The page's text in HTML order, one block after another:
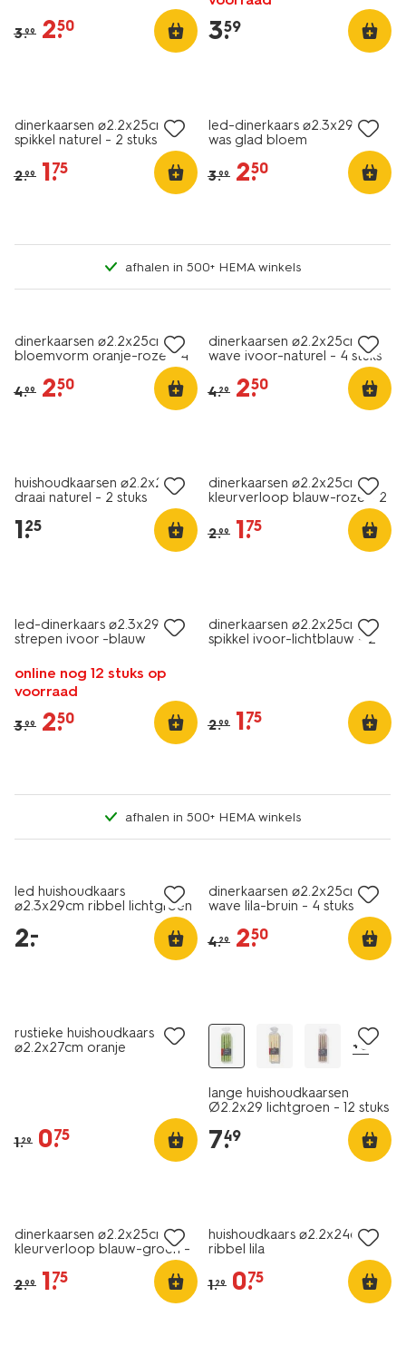
3.99 2.
50 3.
59
dinerkaarsen ⌀2.2x25cm
spikkel naturel - 2 stuks
2.99 1.
75
led-dinerkaars ⌀2.3x29cm
was glad bloem
3.99 2.
50
afhalen in 500+ HEMA winkels
dinerkaarsen ⌀2.2x25cm
bloemvorm oranje-roze - 4
4.99 2.
50
vegan
dinerkaarsen ⌀2.2x25cm
wave ivoor-naturel - 4 stuks
4.29 2.
50
huishoudkaarsen ⌀2.2x20cm
draai naturel - 2 stuks
1.
25
dinerkaarsen ⌀2.2x25cm
kleurverloop blauw-roze - 2
2.99 1.
75
led-dinerkaars ⌀2.3x29cm
strepen ivoor -blauw
online nog 12 stuks op
voorraad
3.99 2.
50
dinerkaarsen ⌀2.2x25cm
spikkel ivoor-lichtblauw - 2
2.99 1.
75
afhalen in 500+ HEMA winkels
led huishoudkaars
⌀2.3x29cm ribbel lichtgroen
2.
–
vegan
dinerkaarsen ⌀2.2x25cm
wave lila-bruin - 4 stuks
4.29 2.
50
rustieke huishoudkaars
⌀2.2x27cm oranje
1.29 0.
75
+6
lange huishoudkaarsen
Ø2.2x29 lichtgroen - 12 stuks
7.
49
dinerkaarsen ⌀2.2x25cm
kleurverloop blauw-groen -
2.99 1.
75
huishoudkaars ⌀2.2x24cm
ribbel lila
1.29 0.
75